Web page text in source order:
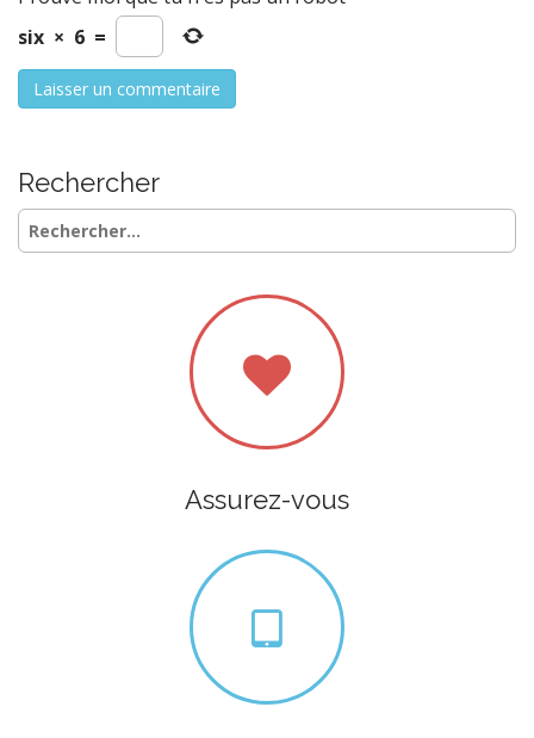
six × 6 =
Rechercher
Rechercher :
Assurez-vous